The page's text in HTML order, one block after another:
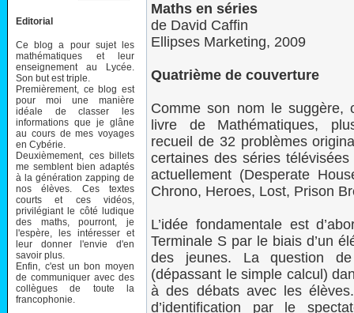
Editorial
Ce blog a pour sujet les
mathématiques et leur
enseignement au Lycée.
Son but est triple.
Premièrement, ce blog est
pour moi une manière
idéale de classer les
informations que je glâne
au cours de mes voyages
en Cybérie.
Deuxièmement, ces billets
me semblent bien adaptés
à la génération zapping de
nos élèves. Ces textes
courts et ces vidéos,
privilégiant le côté ludique
des maths, pourront, je
l'espère, les intéresser et
leur donner l'envie d'en
savoir plus.
Enfin, c'est un bon moyen
de communiquer avec des
collègues de toute la
francophonie.
Maths en séries
de David Caffin
Ellipses Marketing, 2009
Quatrième de couverture
Comme son nom le suggère,
livre de Mathématiques,
recueil de 32 problèmes
certaines des séries
actuellement (Desperate
Chrono, Heroes, Lost, Prison
L’idée fondamentale est
Terminale S par le biais d’un
des jeunes. La question de
(dépassant le simple calcul)
à des débats avec les
d’identification par le